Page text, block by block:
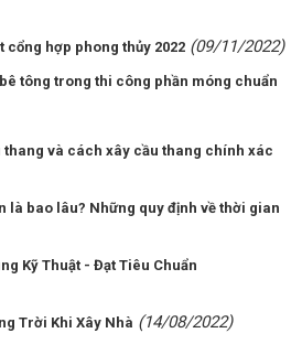
cổng hợp phong thủy 2022 (09/11/2022)
tông trong thi công phần móng chuẩn
thang và cách xây cầu thang chính xác
là bao lâu? Những quy định về thời gian
Kỹ Thuật - Đạt Tiêu Chuẩn
Trời Khi Xây Nhà (14/08/2022)